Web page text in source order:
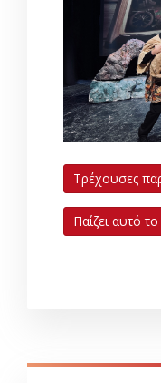
Τρέχουσες
Παίζει αυτό